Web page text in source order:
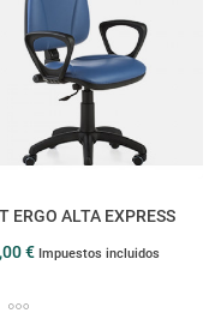
ERGO ALTA EXPRESS
€ Impuestos incluidos